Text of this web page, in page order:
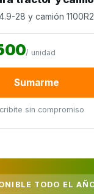
28 y camión
/ unidad
Sumarme
sin compromiso
TODO EL